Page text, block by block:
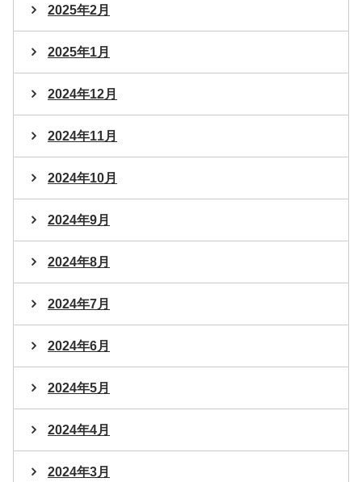
2025年2月
2025年1月
2024年12月
2024年11月
2024年10月
2024年9月
2024年8月
2024年7月
2024年6月
2024年5月
2024年4月
2024年3月